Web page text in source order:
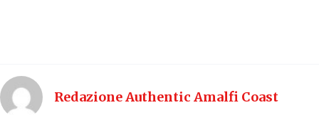
Redazione Authentic Amalfi Coast